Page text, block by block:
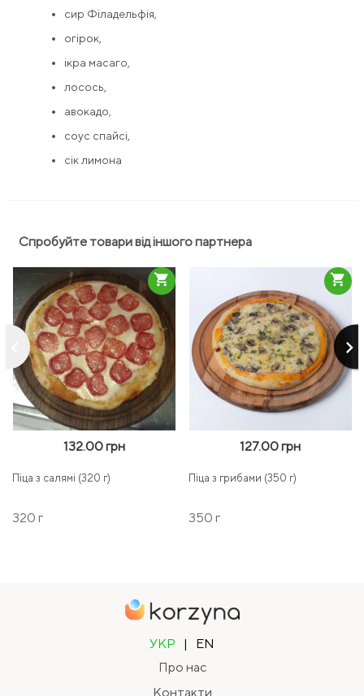
сир Філадельфія,
огірок,
ікра масаго,
лосось,
авокадо,
соус спайсі,
сік лимона
Спробуйте товари від іншого партнера
keyboard_arrow_right
132.00 грн
Піца з салямі (320 г)
320 г
shopping_cart
127.00 грн
Піца з грибами (350 г)
350 г
shopping_cart
УКР |
EN
Про нас
Контакти